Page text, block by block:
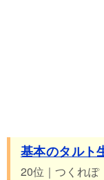
基本のタルト
20位｜つくれぽ